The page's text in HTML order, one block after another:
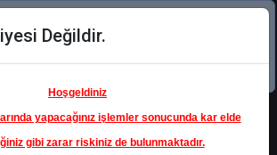
uygulamayı indirin!
Değildir.
Hoşgeldiniz
yapacağınız işlemler sonucunda kar elde
gibi zarar riskiniz de bulunmaktadır.